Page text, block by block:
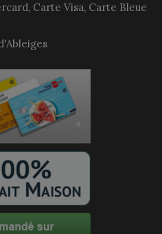
Carte Visa, Carte Bleue